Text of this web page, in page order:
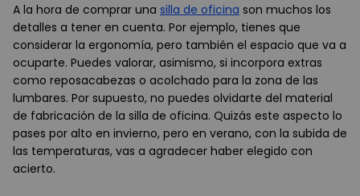
A la hora de comprar una silla de oficina son muchos los
detalles a tener en cuenta. Por ejemplo, tienes que
considerar la ergonomía, pero también el espacio que va a
ocuparte. Puedes valorar, asimismo, si incorpora extras
como reposacabezas o acolchado para la zona de las
lumbares. Por supuesto, no puedes olvidarte del material
de fabricación de la silla de oficina. Quizás este aspecto lo
pases por alto en invierno, pero en verano, con la subida de
las temperaturas, vas a agradecer haber elegido con
acierto.